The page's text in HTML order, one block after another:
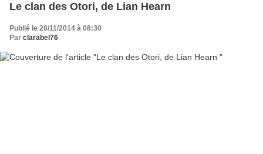
Le clan des Otori, de Lian Hearn
Publié le 28/11/2014 à 08:30
Par clarabel76